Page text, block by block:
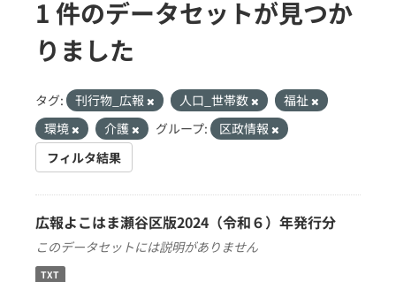
1 件のデータセットが見つか
りました
タグ: 刊行物_広報 人口_世帯数
福祉
環境
介護 グループ:
区政情報
フィルタ結果
広報よこはま瀬谷区版2024（令和６）年発行分
このデータセットには説明がありません
TXT